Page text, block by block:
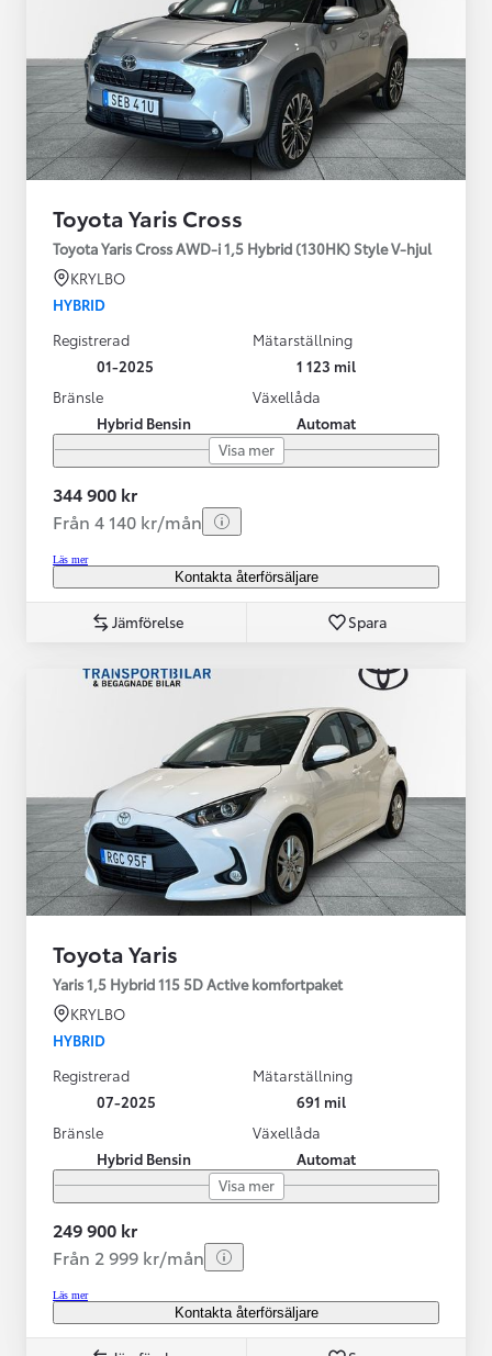
Toyota Yaris Cross
Toyota Yaris Cross AWD-i 1,5 Hybrid (130HK) Style V-hjul
KRYLBO
HYBRID
Registrerad
01-2025
Mätarställning
1 123 mil
Bränsle
Hybrid Bensin
Växellåda
Automat
Visa mer
344 900 kr
Från 4 140 kr/mån
Läs mer
Kontakta återförsäljare
Jämförelse Spara
Toyota Yaris
Yaris 1,5 Hybrid 115 5D Active komfortpaket
KRYLBO
HYBRID
Registrerad
07-2025
Mätarställning
691 mil
Bränsle
Hybrid Bensin
Växellåda
Automat
Visa mer
249 900 kr
Från 2 999 kr/mån
Läs mer
Kontakta återförsäljare